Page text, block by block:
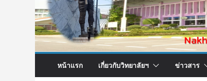
หน้าแรก เกี่ยวกับวิทยาลัยฯ ข่าวสาร